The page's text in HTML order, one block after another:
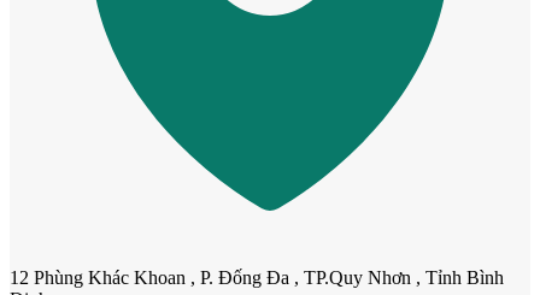
Cửa Nhựa Lõi Thép Upvc
12 Phùng Khác Khoan , P. Đống Đa , TP.Quy Nhơn , Tỉnh Bình